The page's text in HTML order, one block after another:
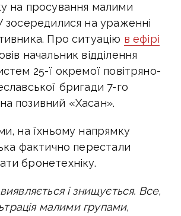
на просування малими
зосередилися на ураженні
Про ситуацію в ефірі
начальник відділення
25-ї окремої повітряно-
бригади 7-го
позивний «Хасан».
на їхньому напрямку
фактично перестали
бронетехніку.
і знищується. Все,
малими групами,